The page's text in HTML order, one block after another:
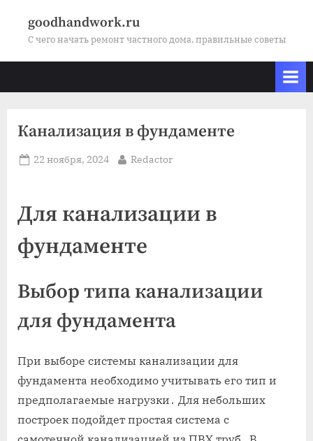
goodhandwork.ru
С чего начать ремонт частного дома, правильные советы
Канализация в фундаменте
Posted
22 ноября, 2024 By
Redactor
Для канализации в
фундаменте
Выбор типа канализации
для фундамента
При выборе системы канализации для
фундамента необходимо учитывать его тип и
предполагаемые нагрузки․ Для небольших
построек подойдет простая система с